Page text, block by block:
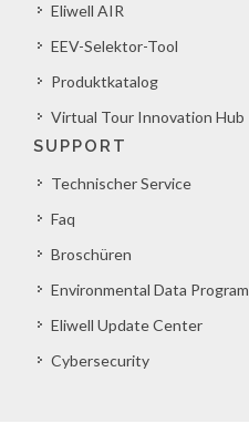
Eliwell AIR
EEV-Selektor-Tool
Produktkatalog
Virtual Tour Innovation Hub
SUPPORT
Technischer Service
Faq
Broschüren
Environmental Data Program
Eliwell Update Center
Cybersecurity